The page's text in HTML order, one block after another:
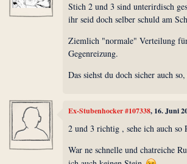
Stich 2 und 3 sind unterirdisch
ihr seid doch selber schuld am
Ziemlich "normale" Verteilung
Gegenreizung.
Das siehst du doch sicher auch
Ex-Stubenhocker #107338, 16. Juni
2 und 3 richtig , sehe ich auch so
War ne schnelle und chatreiche